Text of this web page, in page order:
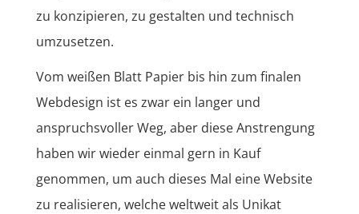
zu konzipieren, zu gestalten und technisch
umzusetzen.
Vom weißen Blatt Papier bis hin zum finalen
Webdesign ist es zwar ein langer und
anspruchsvoller Weg, aber diese Anstrengung
haben wir wieder einmal gern in Kauf
genommen, um auch dieses Mal eine Website
zu realisieren, welche weltweit als Unikat